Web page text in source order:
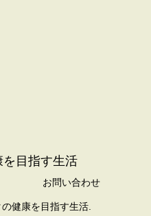
を目指す生活
お問い合わせ
健康を目指す生活.